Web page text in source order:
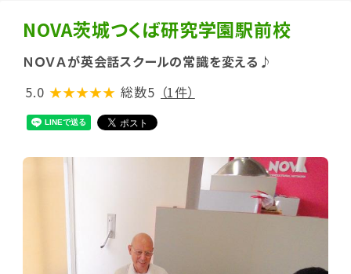
NOVA茨城つくば研究学園駅前校
ＮＯＶＡが英会話スクールの常識を変える♪
5.0 ★★★★★ 総数5 （1件）